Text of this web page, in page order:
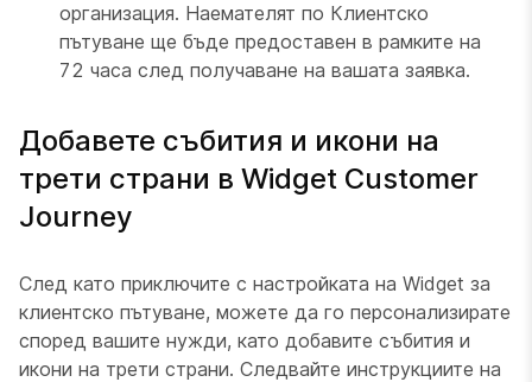
организация. Наемателят по Клиентско
пътуване ще бъде предоставен в рамките на
72 часа след получаване на вашата заявка.
Добавете събития и икони на
трети страни в Widget Customer
Journey
След като приключите с настройката на Widget за
клиентско пътуване, можете да го персонализирате
според вашите нужди, като добавите събития и
икони на трети страни. Следвайте инструкциите на